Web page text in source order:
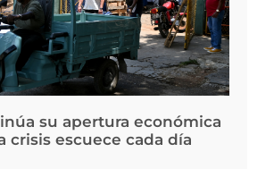
su apertura económica
crisis escuece cada día